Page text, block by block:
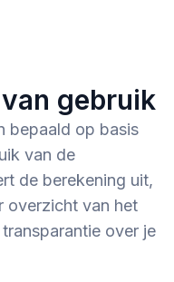
gebruik
bepaald op basis
van de
de berekening uit,
overzicht van het
over je